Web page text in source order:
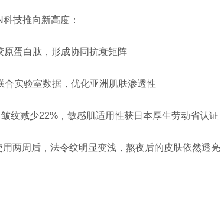
技推向新高度：
蛋白肽，形成协同抗衰矩阵
实验室数据，优化亚洲肌肤渗透性
纹减少22%，敏感肌适用性获日本厚生劳动省认证
两周后，法令纹明显变浅，熬夜后的皮肤依然透亮